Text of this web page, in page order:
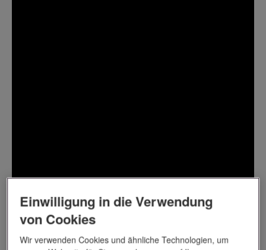
Einwilligung in die Verwendung
von Cookies
Wir verwenden Cookies und ähnliche Technologien, um